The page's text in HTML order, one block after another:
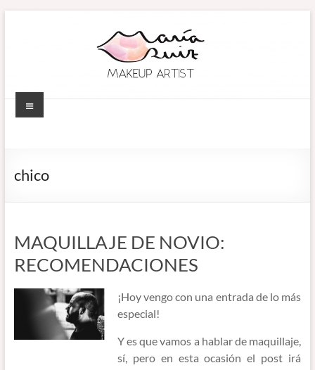
EN CÓRDOBA
(España).
automaquillaje.
Bellypainting.
Menú
chico
MAQUILLAJE DE NOVIO:
RECOMENDACIONES
¡Hoy vengo con una entrada de lo más
especial!
Y es que vamos a hablar de maquillaje,
sí, pero en esta ocasión el post irá